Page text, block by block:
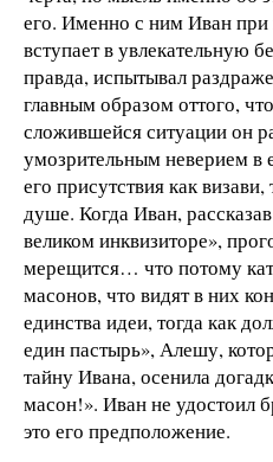
его. Именно с ним Иван при
вступает в увлекательную
правда, испытывал
главным образом оттого,
сложившейся ситуации он
умозрительным неверием в
его присутствия как
душе. Когда Иван,
великом инквизиторе»,
мерещится… что потому
масонов, что видят в них
единства идеи, тогда как
един пастырь», Алешу,
тайну Ивана, осенила
масон!». Иван не удостоил
это его предположение.